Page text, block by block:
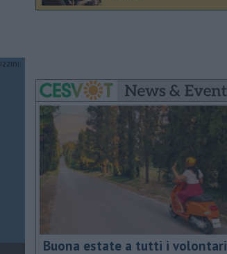
Buona estate a tutti i volontari